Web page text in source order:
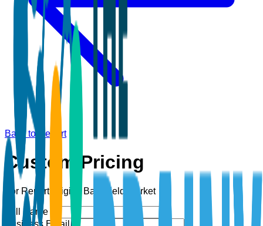
Back to Report
Custom Pricing
For Report: Digital Battlefield Market
Full Name *
Business Email *